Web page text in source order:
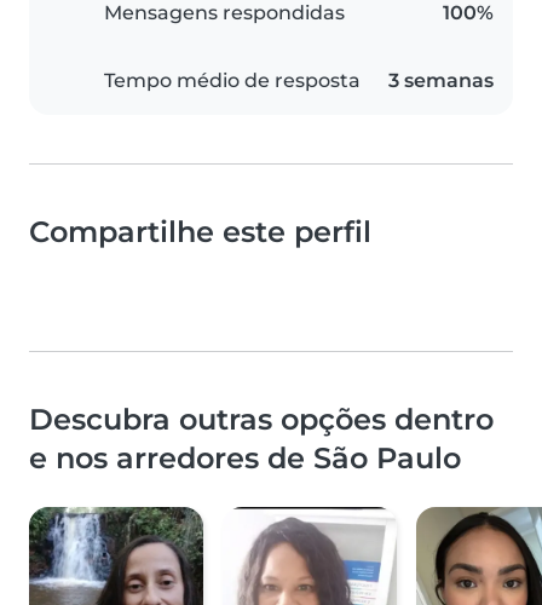
Mensagens respondidas 100%
Tempo médio de resposta 3 semanas
Compartilhe este perfil
Descubra outras opções dentro
e nos arredores de São Paulo